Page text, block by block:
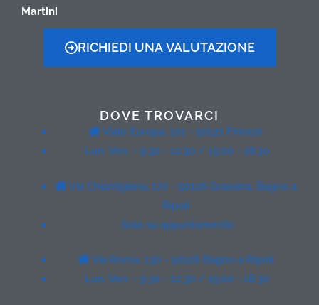
Martini
RICHIEDI UNA VALUTAZIONE
DOVE TROVARCI
Viale Europa, 101 - 50121 Firenze
Lun. Ven. - 9:30 - 12:30 / 15:00 - 18:30
Via Chiantigiana, 172 - 50126 Grassina, Bagno a
Ripoli
Solo su appuntamento
Via Roma, 130 - 50126 Bagno a Ripoli
Lun. Ven. - 9:30 - 12:30 / 15:00 - 18:30